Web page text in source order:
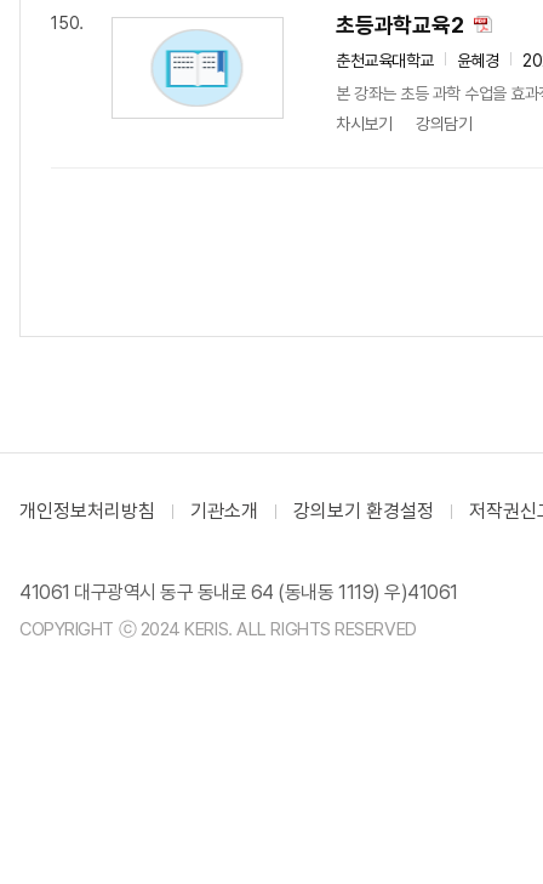
150. 초등과학교육2
춘천교육대학교 윤혜경
본 강좌는 초등 과학 수업을 효
차시보기
강의담기
개인정보처리방침 기관소개 강의보기 환경설정 저작권신
41061 대구광역시 동구 동내로 64 (동내동 1119) 우)41061
COPYRIGHT ⓒ 2024 KERIS. ALL RIGHTS RESERVED